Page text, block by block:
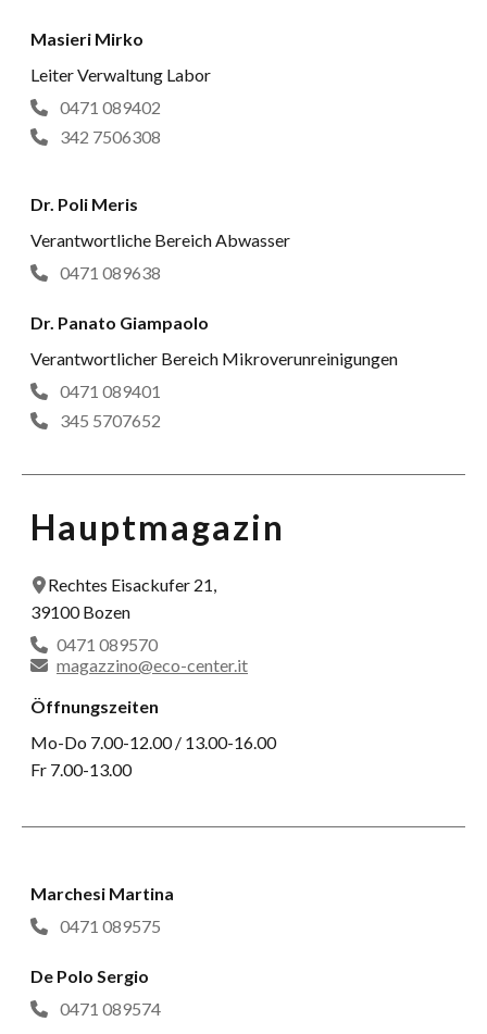
Masieri Mirko
Leiter Verwaltung Labor
0471 089402
342 7506308
Dr. Poli Meris
Verantwortliche Bereich Abwasser
0471 089638
Dr. Panato Giampaolo
Verantwortlicher Bereich Mikroverunreinigungen
0471 089401
345 5707652
Hauptmagazin
Rechtes Eisackufer 21,
39100 Bozen
0471 089570
magazzino@eco-center.it
Öffnungszeiten
Mo-Do 7.00-12.00 / 13.00-16.00
Fr 7.00-13.00
Marchesi Martina
0471 089575
De Polo Sergio
0471 089574